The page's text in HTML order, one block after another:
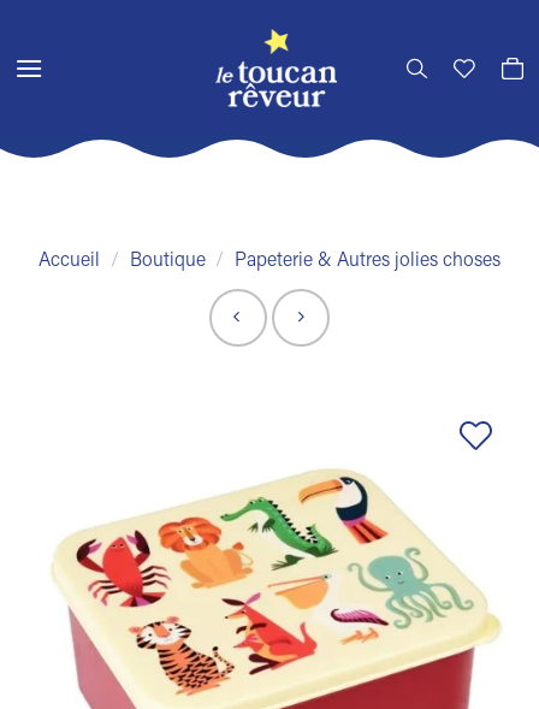
contenu
Accueil / Boutique / Papeterie & Autres jolies choses